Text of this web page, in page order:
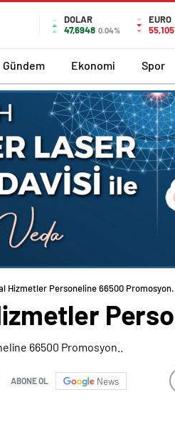
DOLAR
47,6948 0.04%
EURO
Gündem Ekonomi Spor
Hizmetler Personeline 66500
ABONE OL News